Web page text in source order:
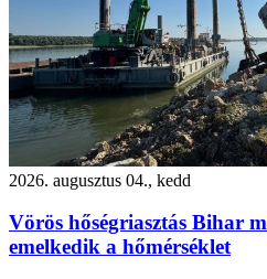
2026. augusztus 04., kedd
Vörös hőségriasztás Bihar
emelkedik a hőmérséklet